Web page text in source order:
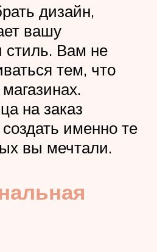
дизайн,
вашу
стиль. Вам не
тем, что
на заказ
именно те
вы мечтали.